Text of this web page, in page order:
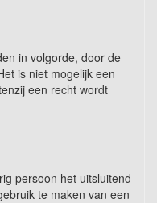
in volgorde, door de
is niet mogelijk een
een recht wordt
persoon het uitsluitend
te maken van een